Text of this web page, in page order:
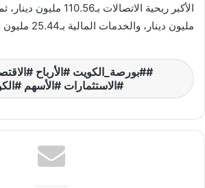
مليون دينار، والخدمات المالية بـ25.44 مليون دينار.
#بورصة_الكويت #الأرباح
#الاستثمارات #الأسهم